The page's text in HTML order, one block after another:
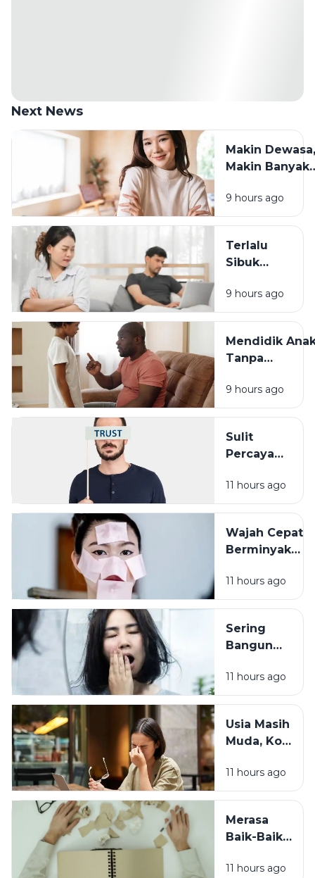
Next News
Makin Dewasa,
Makin Banyak
Cara Tetap
Waras
9 hours ago
Terlalu
Sibuk
Dampaknya
pada
dengan
Keluarga
9 hours ago
Mendidik
Tanpa
Cara
yang Sering
9 hours ago
Sulit
Percaya
Pengalaman
Masa Lalu
Punya Peran
11 hours ago
Wajah Cepat
Berminyak
Karena
Cuaca, Ini
Kemungkinan
Penyebabnya
11 hours ago
Sering
Bangun
Wajah
Kusam?
Periksa 7
Kebiasaan
Tidur Ini
11 hours ago
Usia Masih
Muda, Kok
Cepat
Capek? Ini
yang
Sering
11 hours ago
Merasa
Baik-Baik
Tanda
11 hours ago